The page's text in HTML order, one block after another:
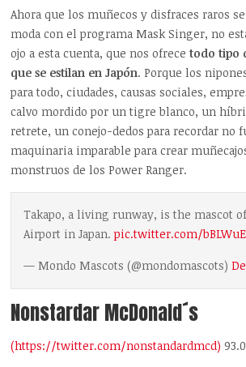
Ahora que los muñecos y disfraces raros
moda con el programa Mask Singer, no
ojo a esta cuenta, que nos ofrece todo tipo
que se estilan en Japón. Porque los
para todo, ciudades, causas sociales,
calvo mordido por un tigre blanco, un
retrete, un conejo-dedos para recordar no
maquinaria imparable para crear
monstruos de los Power Ranger.
Takapo, a living runway, is the mascot
Airport in Japan.pic.twitter.com/
— Mondo Mascots (@mondomascots)
Nonstardar McDonald´s
(https://twitter.com/nonstandardmcd)